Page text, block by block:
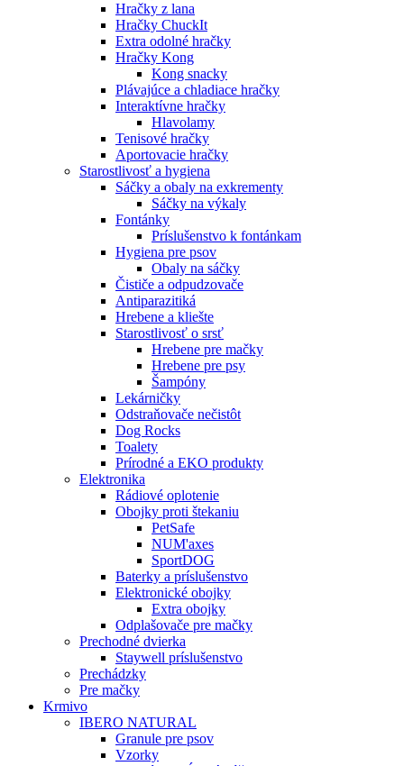
Hračky z lana
Hračky ChuckIt
Extra odolné hračky
Hračky Kong
Kong snacky
Plávajúce a chladiace hračky
Interaktívne hračky
Hlavolamy
Tenisové hračky
Aportovacie hračky
Starostlivosť a hygiena
Sáčky a obaly na exkrementy
Sáčky na výkaly
Fontánky
Príslušenstvo k fontánkam
Hygiena pre psov
Obaly na sáčky
Čističe a odpudzovače
Antiparazitiká
Hrebene a kliešte
Starostlivosť o srsť
Hrebene pre mačky
Hrebene pre psy
Šampóny
Lekárničky
Odstraňovače nečistôt
Dog Rocks
Toalety
Prírodné a EKO produkty
Elektronika
Rádiové oplotenie
Obojky proti štekaniu
PetSafe
NUM'axes
SportDOG
Baterky a príslušenstvo
Elektronické obojky
Extra obojky
Odplašovače pre mačky
Prechodné dvierka
Staywell príslušenstvo
Prechádzky
Pre mačky
Krmivo
IBERO NATURAL
Granule pre psov
Vzorky